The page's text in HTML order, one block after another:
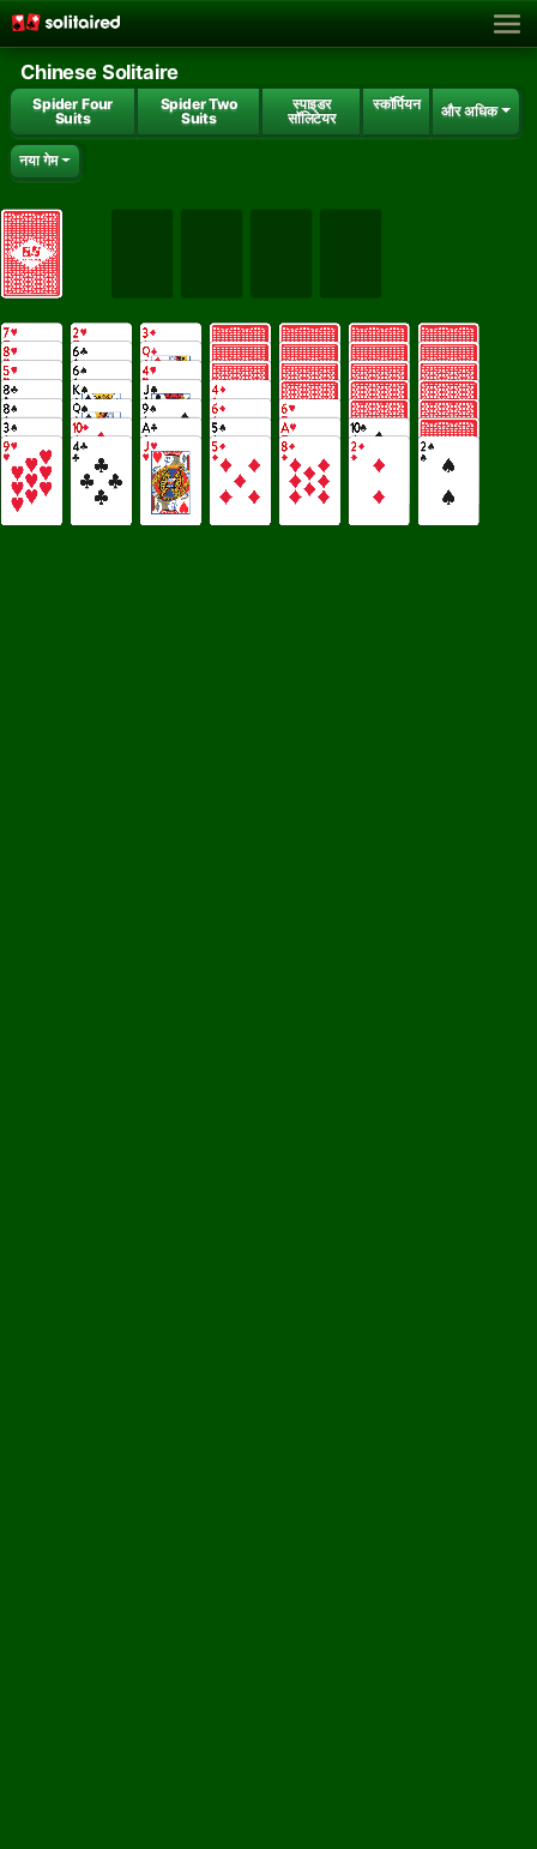
Chinese Solitaire
Spider Four
Suits
Spider Two
Suits
स्पाइडर
सॉलिटेयर
स्कॉर्पियन और अधिक
नया गेम